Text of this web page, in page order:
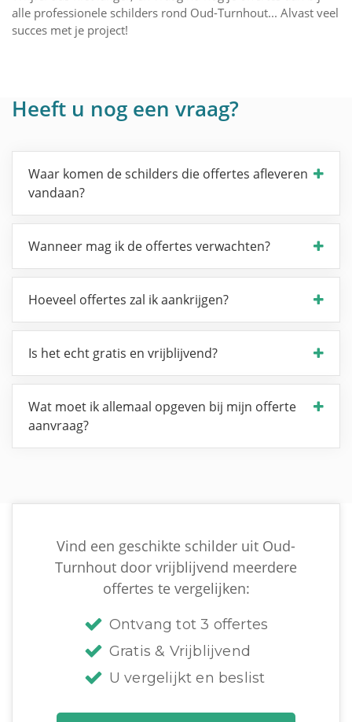
alle professionele schilders rond Oud-Turnhout... Alvast veel
succes met je project!
Heeft u nog een vraag?
Waar komen de schilders die offertes afleveren
vandaan?
Wanneer mag ik de offertes verwachten?
Hoeveel offertes zal ik aankrijgen?
Is het echt gratis en vrijblijvend?
Wat moet ik allemaal opgeven bij mijn offerte
aanvraag?
Vind een geschikte schilder uit Oud-
Turnhout door vrijblijvend meerdere
offertes te vergelijken:
Ontvang tot 3 offertes
Gratis & Vrijblijvend
U vergelijkt en beslist